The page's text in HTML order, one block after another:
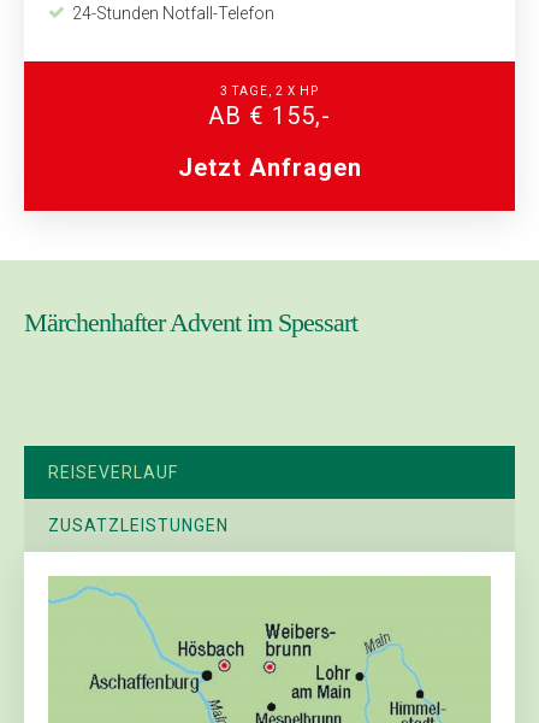
24-Stunden Notfall-Telefon
3 TAGE, 2 X HP
AB € 155,-
Jetzt Anfragen
Märchenhafter Advent im Spessart
REISEVERLAUF
ZUSATZLEISTUNGEN